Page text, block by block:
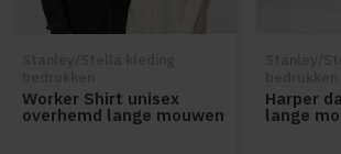
Worker Shirt unisex
overhemd lange mouwen
Harper
lange